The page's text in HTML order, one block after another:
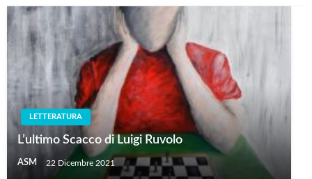
LETTERATURA
L’ultimo Scacco di Luigi Ruvolo
ASM 22 Dicembre 2021